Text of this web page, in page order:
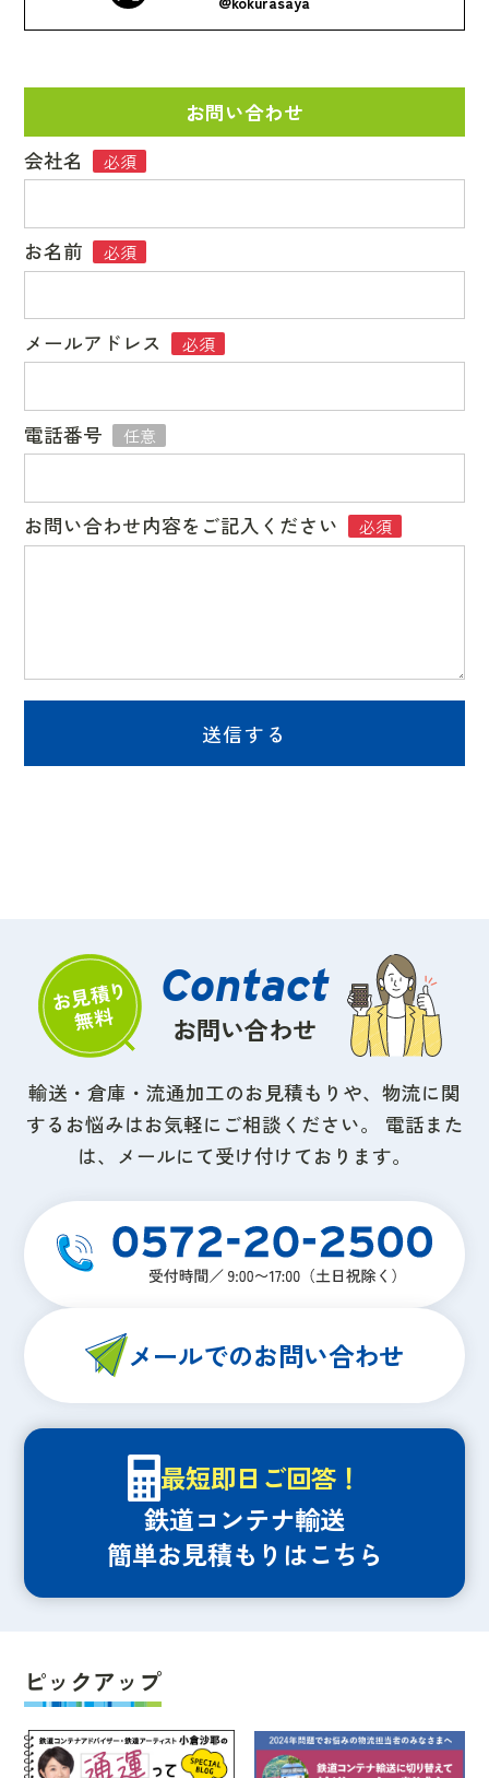
お問い合わせ
会社名
必須
お名前 必須
メールアドレス 必須
電話番号 任意
お問い合わせ内容をご記入ください 必須
お問い合わせ
輸送・倉庫・流通加工のお見積もりや、物流に関
するお悩みはお気軽にご相談ください。
電話また
は、メールにて受け付けております。
メールでのお問い合わせ
最短即日ご回答！
鉄道コンテナ輸送
簡単お見積もりはこちら
ピックアップ